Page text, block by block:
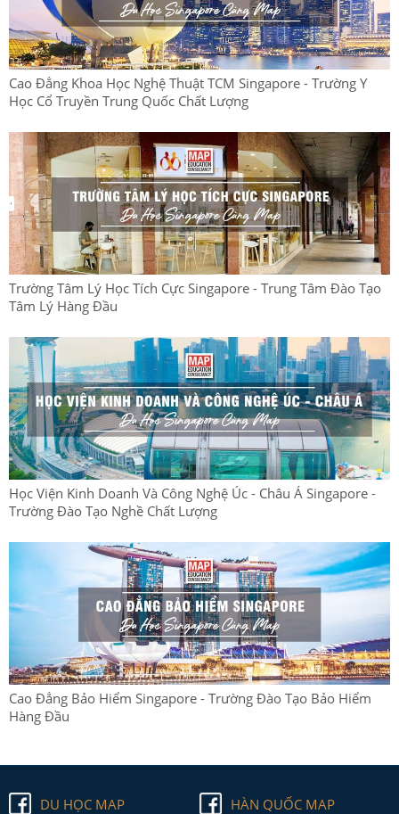
Cao Đẳng Khoa Học Nghệ Thuật TCM Singapore - Trường Y
Học Cổ Truyền Trung Quốc Chất Lượng
Trường Tâm Lý Học Tích Cực Singapore - Trung Tâm Đào Tạo
Tâm Lý Hàng Đầu
Học Viện Kinh Doanh Và Công Nghệ Úc - Châu Á Singapore -
Trường Đào Tạo Nghề Chất Lượng
Cao Đẳng Bảo Hiểm Singapore - Trường Đào Tạo Bảo Hiểm
Hàng Đầu
DU HỌC MAP
HÀN QUỐC MAP